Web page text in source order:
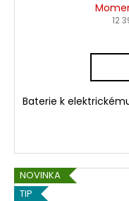
12
Baterie k
NOVINKA
TIP